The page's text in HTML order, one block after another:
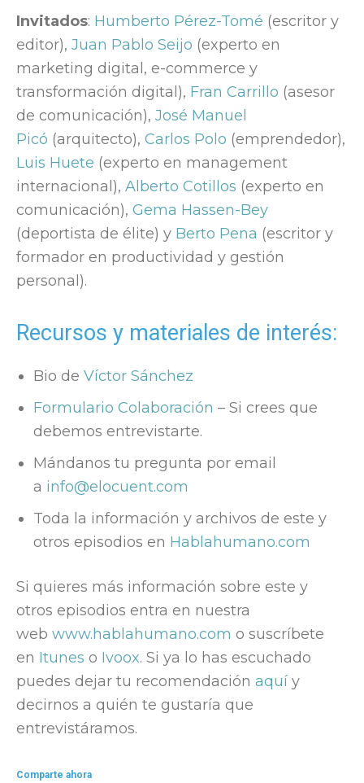
Invitados: Humberto Pérez-Tomé (escritor y
editor), Juan Pablo Seijo (experto en
marketing digital, e-commerce y
transformación digital), Fran Carrillo (asesor
de comunicación), José Manuel
Picó (arquitecto), Carlos Polo (emprendedor),
Luis Huete (experto en management
internacional), Alberto Cotillos (experto en
comunicación), Gema Hassen-Bey
(deportista de élite) y Berto Pena (escritor y
formador en productividad y gestión
personal).
Recursos y materiales de interés:
Bio de Víctor Sánchez
Formulario Colaboración – Si crees que
debemos entrevistarte.
Mándanos tu pregunta por email
a info@elocuent.com
Toda la información y archivos de este y
otros episodios en Hablahumano.com
Si quieres más información sobre este y
otros episodios entra en nuestra
web www.hablahumano.com o suscríbete
en Itunes o Ivoox. Si ya lo has escuchado
puedes dejar tu recomendación aquí y
decirnos a quién te gustaría que
entrevistáramos.
Comparte ahora